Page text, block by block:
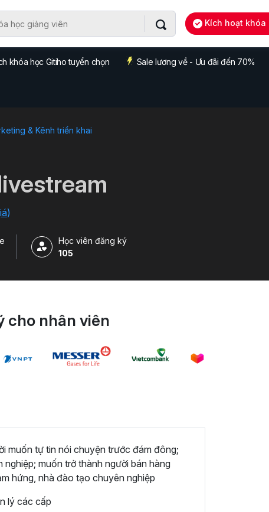
Kích hoạt khóa
khóa học Gitiho tuyển chọn Sale lương về - Ưu đãi đến 70%
& Kênh triển khai
)
Học viên đăng ký
105
cho nhân viên
muốn tự tin nói chuyện trước đám đông;
muốn trở thành người bán hàng
hứng, nhà đào tạo chuyên nghiệp
lý các cấp